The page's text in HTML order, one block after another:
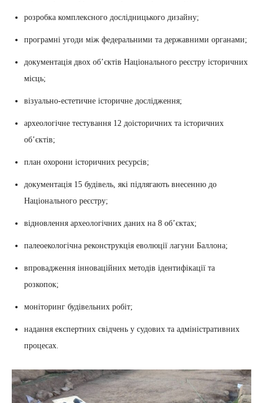
розробка комплексного дослідницького дизайну;
програмні угоди між федеральними та державними органами;
документація двох об’єктів Національного реєстру історичних
місць;
візуально-естетичне історичне дослідження;
археологічне тестування 12 доісторичних та історичних
об’єктів;
план охорони історичних ресурсів;
документація 15 будівель, які підлягають внесенню до
Національного реєстру;
відновлення археологічних даних на 8 об’єктах;
палеоекологічна реконструкція еволюції лагуни Баллона;
впровадження інноваційних методів ідентифікації та
розкопок;
моніторинг будівельних робіт;
надання експертних свідчень у судових та адміністративних
процесах.